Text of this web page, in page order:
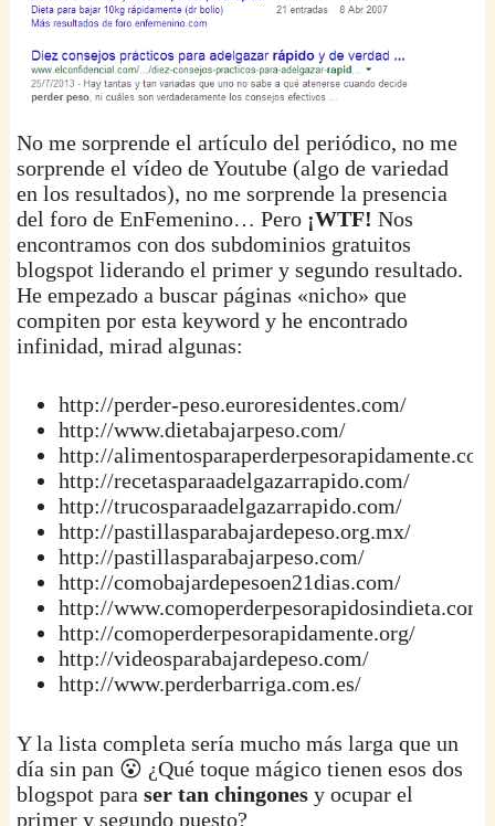
No me sorprende el artículo del periódico, no me
sorprende el vídeo de Youtube (algo de variedad
en los resultados), no me sorprende la presencia
del foro de EnFemenino… Pero ¡WTF! Nos
encontramos con dos subdominios gratuitos
blogspot liderando el primer y segundo resultado.
He empezado a buscar páginas «nicho» que
compiten por esta keyword y he encontrado
infinidad, mirad algunas:
http://perder-peso.euroresidentes.com/
http://www.dietabajarpeso.com/
http://
http://recetasparaadelgazarrapido.com/
http://trucosparaadelgazarrapido.com/
http://pastillasparabajardepeso.org.mx/
http://pastillasparabajarpeso.com/
http://comobajardepesoen21dias.com/
http://www.comoperderpesorapidosindieta.com/
http://comoperderpesorapidamente.org/
http://videosparabajardepeso.com/
http://www.perderbarriga.com.es/
Y la lista completa sería mucho más larga que un
día sin pan 😮 ¿Qué toque mágico tienen esos dos
blogspot paraser tan chingones y ocupar el
primer y segundo puesto?